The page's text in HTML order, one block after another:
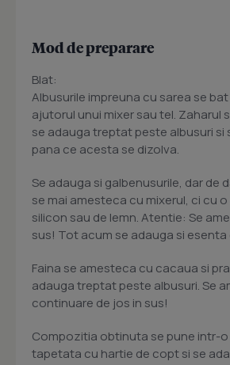
Mod de preparare
Blat:
Albusurile impreuna cu sarea se
ajutorul unui mixer sau tel. Zaharul
se adauga treptat peste albusuri si
pana ce acesta se dizolva.
Se adauga si galbenusurile, dar de
se mai amesteca cu mixerul, ci cu
silicon sau de lemn. Atentie: Se
sus! Tot acum se adauga si esenta
Faina se amesteca cu cacaua si
adauga treptat peste albusuri. Se
continuare de jos in sus!
Compozitia obtinuta se pune intr-
tapetata cu hartie de copt si se